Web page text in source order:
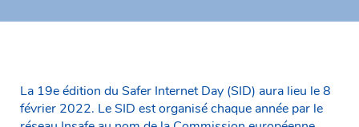
La 19e édition du Safer Internet Day (SID) aura lieu le 8
février 2022. Le SID est organisé chaque année par le